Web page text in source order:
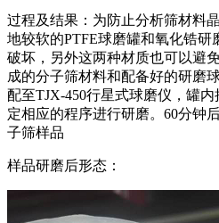
过程及结果： 为防止分析筛材料
地较软的PTFE球磨罐和氧化锆研
破坏，另外这两种材质也可以避
成的分子筛材料和配备好的研磨
配至TJX-450行星式球磨仪，罐
定相应的程序进行研磨。60分钟
子筛样品
样品研磨后形态：